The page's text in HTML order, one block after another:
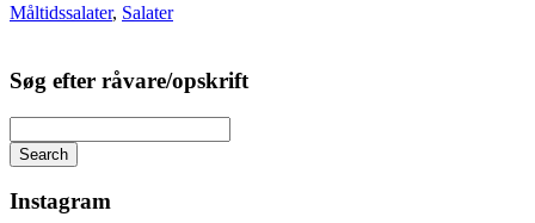
Måltidssalater, Salater
Søg efter råvare/opskrift
Search
Instagram